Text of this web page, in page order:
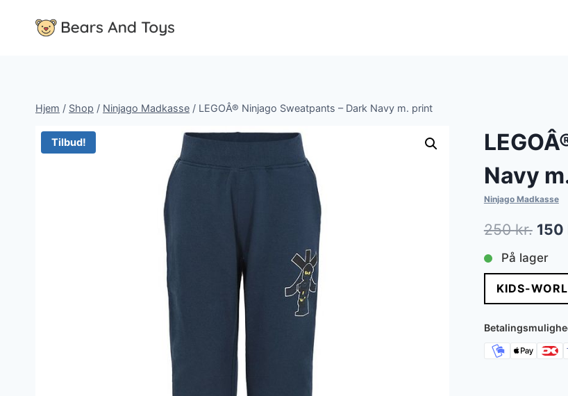
Hjem / Shop / Ninjago Madkasse / LEGOÂ® Ninjago Sweatpants – Dark Navy m. print
Tilbud!
Navy
Ninjago Madkasse
250kr. Den
pris
var:
250
150
På lager
KIDS-